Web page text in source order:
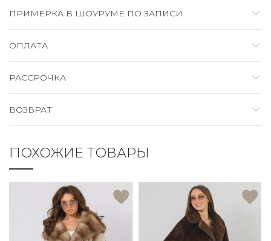
ПРИМЕРКА В ШОУРУМЕ ПО ЗАПИСИ
ОПЛАТА
РАССРОЧКА
ВОЗВРАТ
ПОХОЖИЕ ТОВАРЫ